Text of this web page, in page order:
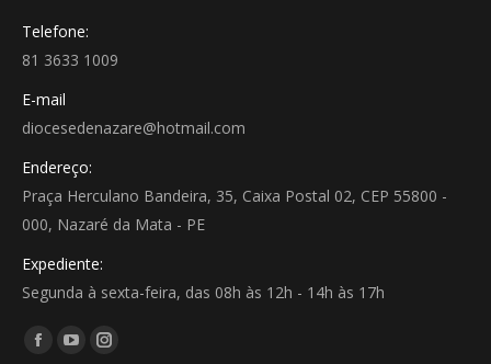
Telefone:
81 3633 1009
E-mail
diocesedenazare@hotmail.com
Endereço:
Praça Herculano Bandeira, 35, Caixa Postal 02, CEP 55800 -
000, Nazaré da Mata - PE
Expediente:
Segunda à sexta-feira, das 08h às 12h - 14h às 17h
Encontre-nos em:
Facebook
YouTubeInstagram